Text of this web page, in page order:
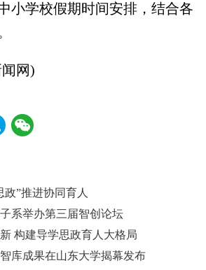
学校假期时间安排，结合各
网)
”推进协同育人
系举办第三届智创论坛
构建导学思政育人大格局
库成果在山东大学揭幕发布